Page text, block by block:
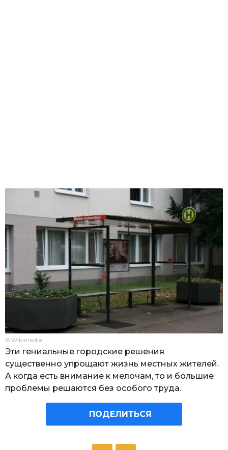
© Wikimedia
Эти гениальные городские решения
существенно упрощают жизнь местных жителей.
А когда есть внимание к мелочам, то и большие
проблемы решаются без особого труда.
ПОДЕЛИТЬСЯ